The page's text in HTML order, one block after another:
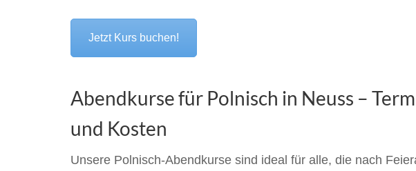
Jetzt Kurs buchen!
Abendkurse für Polnisch in Neuss –
und Kosten
Unsere Polnisch-Abendkurse sind ideal für alle, die nach